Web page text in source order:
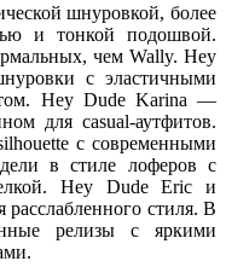
шнуровкой, более
и тонкой подошвой.
чем Wally. Hey
с эластичными
Hey Dude Karina —
для casual-аутфитов.
с современными
в стиле лоферов с
Hey Dude Eric и
стиля. В
релизы с яркими